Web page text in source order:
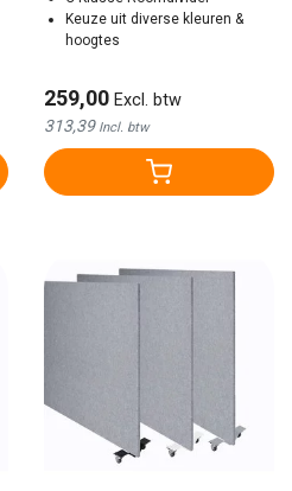
Keuze uit diverse kleuren &
hoogtes
259,00 Excl. btw
313,39 Incl. btw